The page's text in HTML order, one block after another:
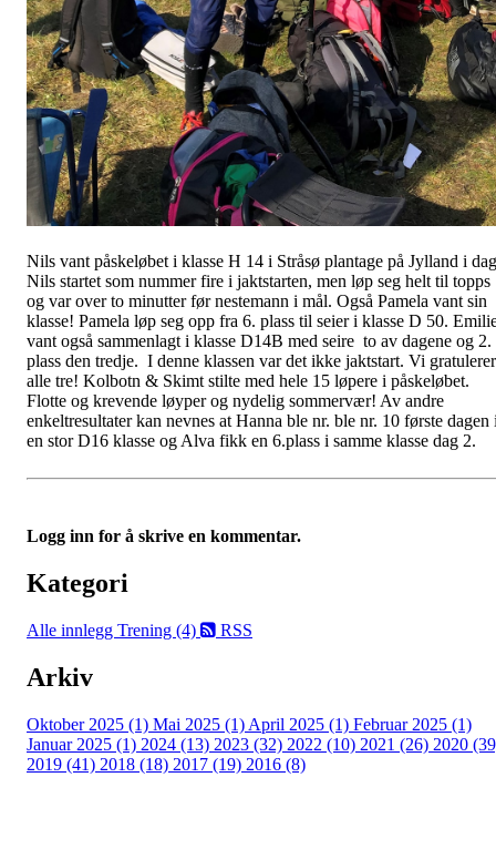
Nils vant påskeløbet i klasse H 14 i Stråsø plantage på Jylland i
Nils startet som nummer fire i jaktstarten, men løp seg helt til topps
og var over to minutter før nestemann i mål. Også Pamela vant sin
klasse! Pamela løp seg opp fra 6. plass til seier i klasse D 50.
vant også sammenlagt i klasse D14B med seire to av dagene og 2.
plass den tredje. I denne klassen var det ikke jaktstart. Vi gratulerer
alle tre! Kolbotn & Skimt stilte med hele 15 løpere i påskeløbet.
Flotte og krevende løyper og nydelig sommervær! Av andre
enkeltresultater kan nevnes at Hanna ble nr. ble nr. 10 første dagen
en stor D16 klasse og Alva fikk en 6.plass i samme klasse dag 2.
Logg inn for å skrive en kommentar.
Kategori
Alle innlegg Trening (4) RSS
Arkiv
Oktober 2025 (1) Mai 2025 (1) April 2025 (1) Februar 2025 (1)
Januar 2025 (1) 2024 (13) 2023 (32) 2022 (10) 2021 (26) 2020
2019 (41) 2018 (18) 2017 (19) 2016 (8)